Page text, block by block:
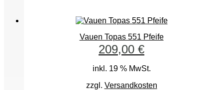
Vauen Topas 551 Pfeife
209,00 €
inkl. 19 % MwSt.
zzgl. Versandkosten